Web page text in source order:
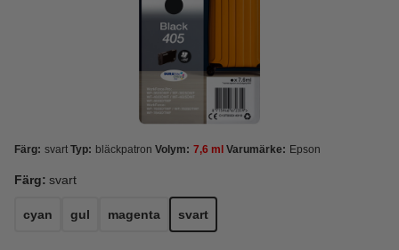
Färg: svart Typ: bläckpatron Volym: 7,6 ml Varumärke: Epson
Färg: svart
cyan gul magenta svart